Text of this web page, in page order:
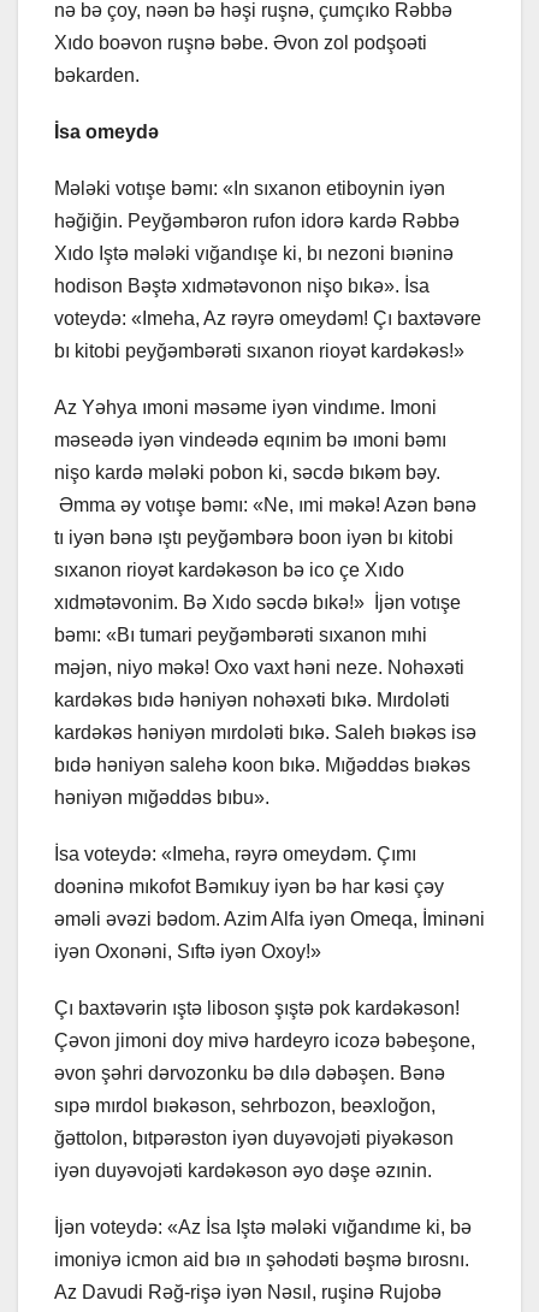
nə bə çoy, nəən bə həşi ruşnə, çumçıko Rəbbə
Xıdo boəvon ruşnə bəbe. Əvon zol podşoəti
bəkarden.
İsa omeydə
Mələki votışe bəmı: «In sıxanon etiboynin iyən
həğiğin. Peyğəmbəron rufon idorə kardə Rəbbə
Xıdo Iştə mələki vığandışe ki, bı nezoni bıəninə
hodison Bəştə xıdmətəvonon nişo bıkə». İsa
voteydə: «Imeha, Az rəyrə omeydəm! Çı baxtəvəre
bı kitobi peyğəmbərəti sıxanon rioyət kardəkəs!»
Az Yəhya ımoni məsəme iyən vindıme. Imoni
məseədə iyən vindeədə eqınim bə ımoni bəmı
nişo kardə mələki pobon ki, səcdə bıkəm bəy.
Əmma əy votışe bəmı: «Ne, ımi məkə! Azən bənə
tı iyən bənə ıştı peyğəmbərə boon iyən bı kitobi
sıxanon rioyət kardəkəson bə ico çe Xıdo
xıdmətəvonim. Bə Xıdo səcdə bıkə!» İjən votışe
bəmı: «Bı tumari peyğəmbərəti sıxanon mıhi
məjən, niyo məkə! Oxo vaxt həni neze. Nohəxəti
kardəkəs bıdə həniyən nohəxəti bıkə. Mırdoləti
kardəkəs həniyən mırdoləti bıkə. Saleh bıəkəs isə
bıdə həniyən salehə koon bıkə. Mığəddəs bıəkəs
həniyən mığəddəs bıbu».
İsa voteydə: «Imeha, rəyrə omeydəm. Çımı
doəninə mıkofot Bəmıkuy iyən bə har kəsi çəy
əməli əvəzi bədom. Azim Alfa iyən Omeqa, İminəni
iyən Oxonəni, Sıftə iyən Oxoy!»
Çı baxtəvərin ıştə liboson şıştə pok kardəkəson!
Çəvon jimoni doy mivə hardeyro icozə bəbeşone,
əvon şəhri dərvozonku bə dılə dəbəşen. Bənə
sıpə mırdol bıəkəson, sehrbozon, beəxloğon,
ğəttolon, bıtpərəston iyən duyəvojəti piyəkəson
iyən duyəvojəti kardəkəson əyo dəşe əzınin.
İjən voteydə: «Az İsa Iştə mələki vığandıme ki, bə
imoniyə icmon aid bıə ın şəhodəti bəşmə bırosnı.
Az Davudi Rəğ-rişə iyən Nəsıl, ruşinə Rujobə